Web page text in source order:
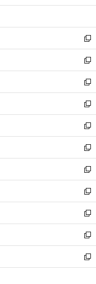
ウ
開
く
新
し
い
ウ
ィ
ン
ド
ウ
で
開
く
新
し
い
ウ
ィ
ン
ド
ウ
で
開
く
新
し
い
ウ
ィ
ン
ド
ウ
で
開
く
新
し
い
ウ
ィ
ン
ド
ウ
で
開
く
新
し
い
ウ
ィ
ン
ド
ウ
で
開
く
新
し
い
ウ
ィ
ン
ド
ウ
で
開
く
新
し
い
ウ
ィ
ン
ド
ウ
で
開
新
し
い
ウ
ィ
ン
ド
ウ
新
し
い
ウ
ィ
ン
新
し
い
ウ
新
し